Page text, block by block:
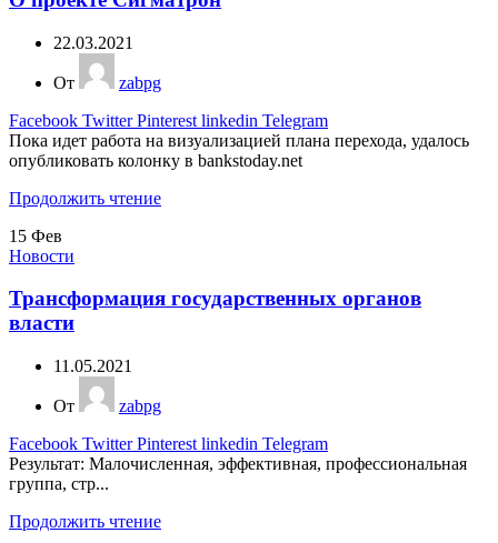
22.03.2021
От
zabpg
Facebook Twitter Pinterest linkedin Telegram
Пока идет работа на визуализацией плана перехода, удалось
опубликовать колонку в bankstoday.net
Продолжить чтение
15 Фев
Новости
Трансформация государственных органов
власти
11.05.2021
От
zabpg
Facebook Twitter Pinterest linkedin Telegram
Результат: Малочисленная, эффективная, профессиональная
группа, стр...
Продолжить чтение